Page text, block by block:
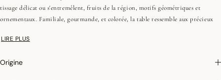
tissage délicat ou s'entremêlent, fruits de la région, motifs géométriques et
ornementaux. Familiale, gourmande, et colorée, la table ressemble aux précieux
LIRE PLUS
Origine